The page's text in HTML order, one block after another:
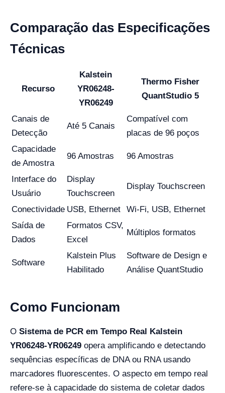
Comparação das Especificações
Técnicas
Recurso
Kalstein
YR06248-
YR06249
Thermo Fisher
QuantStudio 5
Canais de
Detecção
Até 5 Canais
Compatível com
placas de 96 poços
Capacidade
de Amostra
96 Amostras 96 Amostras
Interface do
Usuário
Display
Touchscreen
Display Touchscreen
Conectividade USB, Ethernet
Wi-Fi, USB, Ethernet
Saída de
Dados
Formatos CSV,
Excel
Múltiplos formatos
Software
Kalstein Plus
Habilitado
Software de Design e
Análise QuantStudio
Como Funcionam
O Sistema de PCR em Tempo Real Kalstein
YR06248-YR06249 opera amplificando e detectando
sequências específicas de DNA ou RNA usando
marcadores fluorescentes. O aspecto em tempo real
refere-se à capacidade do sistema de coletar dados